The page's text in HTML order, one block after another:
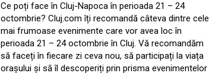
Ce poți face în Cluj-Napoca în perioada 21 – 24
octombrie? Cluj.com îți recomandă câteva dintre cele
mai frumoase evenimente care vor avea loc în
perioada 21 – 24 octombrie în Cluj. Vă recomandăm
să faceți în fiecare zi ceva nou, să participați la viața
orașului și să îl descoperiți prin prisma evenimentelor